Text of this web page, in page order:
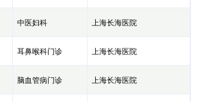
中医妇科 上海长海医院
耳鼻喉科门诊 上海长海医院
脑血管病门诊 上海长海医院